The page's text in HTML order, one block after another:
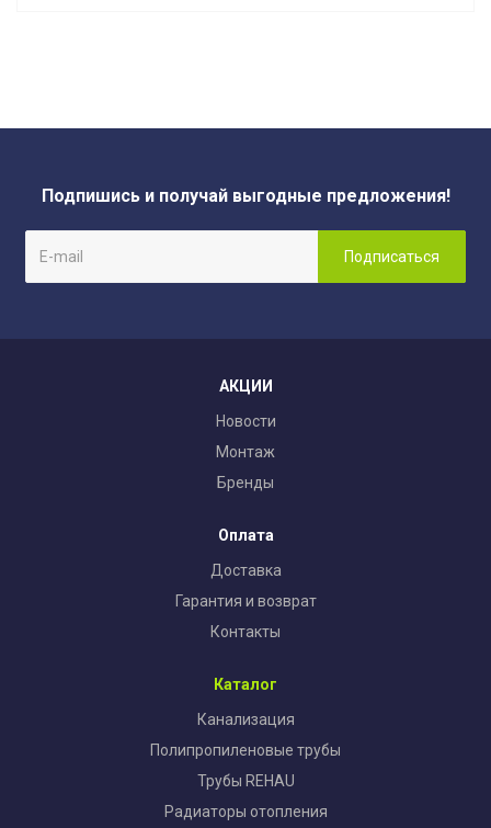
Подпишись и получай выгодные предложения!
АКЦИИ
Новости
Монтаж
Бренды
Оплата
Доставка
Гарантия и возврат
Контакты
Каталог
Канализация
Полипропиленовые трубы
Трубы REHAU
Радиаторы отопления